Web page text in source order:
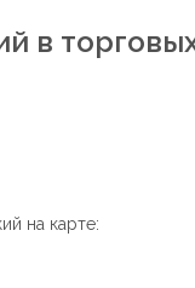
в
на карте: